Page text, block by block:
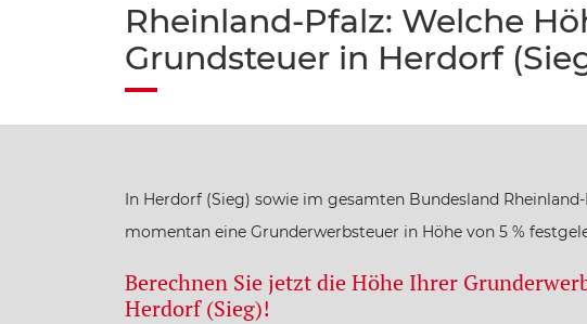
Rheinland-Pfalz: Welche
Grundsteuer in Herdorf
In Herdorf (Sieg) sowie im gesamten Bundesland
momentan eine Grunderwerbsteuer in Höhe von 5 %
Berechnen Sie jetzt die Höhe Ihrer
Herdorf (Sieg)!